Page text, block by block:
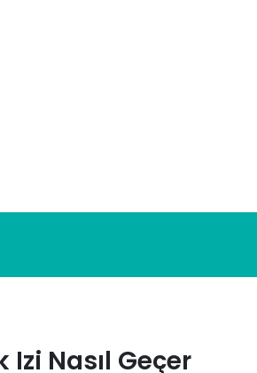
Izi Nasıl Geçer